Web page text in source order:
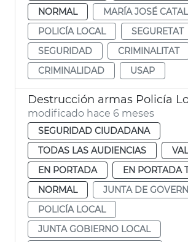
NORMAL
MARÍA JOSÉ
POLICÍA LOCAL
SEGURETAT
SEGURIDAD
CRIMINALITAT
CRIMINALIDAD
USAP
modificado hace 6 meses
SEGURIDAD CIUDADANA
TODAS LAS AUDIENCIAS
EN PORTADA
EN PORTADA
NORMAL
JUNTA DE
POLICÍA LOCAL
JUNTA GOBIERNO LOCAL